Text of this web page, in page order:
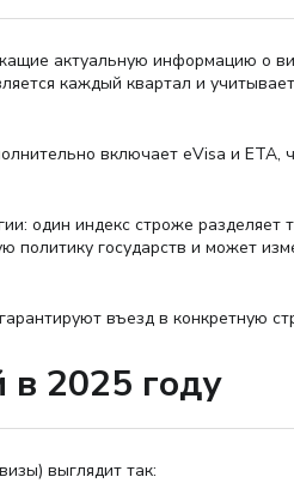
актуальную информацию о
каждый квартал и
включает eVisa и ETA,
один индекс строже разделяет
политику государств и может
въезд в конкретную
2025 году
выглядит так: